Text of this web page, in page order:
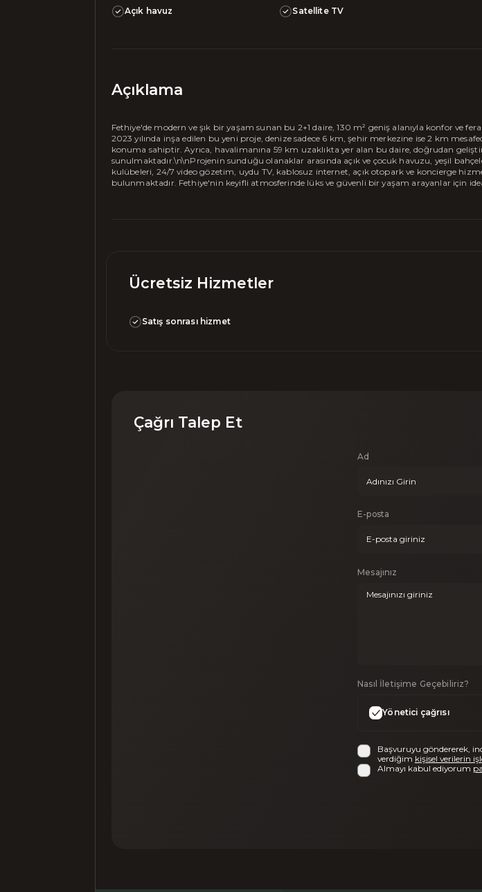
Açık havuz Satellite TV
Açıklama
Fethiye'de modern ve şık bir yaşam sunan bu 2+1 daire, 130 m² geniş alanıyla konfor ve
2023 yılında inşa edilen bu yeni proje, denize sadece 6 km, şehir merkezine ise 2 km
konuma sahiptir. Ayrıca, havalimanına 59 km uzaklıkta yer alan bu daire, doğrudan
sunulmaktadır.\n\nProjenin sunduğu olanaklar arasında açık ve çocuk havuzu, yeşil
kulübeleri, 24/7 video gözetim, uydu TV, kablosuz internet, açık otopark ve koncierge
bulunmaktadır. Fethiye'nin keyifli atmosferinde lüks ve güvenli bir yaşam arayanlar için
Ücretsiz Hizmetler
Satış sonrası hizmet
Çağrı Talep Et
Ad
E-posta
Mesajınız
Nasıl İletişime Geçebiliriz?
Yönetici çağrısı
Başvuruyu göndererek,
verdiğim kişisel verilerin
Almayı kabul ediyorum